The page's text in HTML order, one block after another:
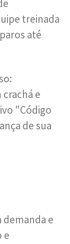
treinada
até
e
"Código
de sua
demanda e
e